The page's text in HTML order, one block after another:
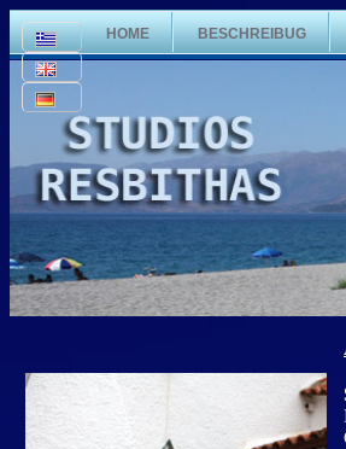
HOME BESCHREIBUG